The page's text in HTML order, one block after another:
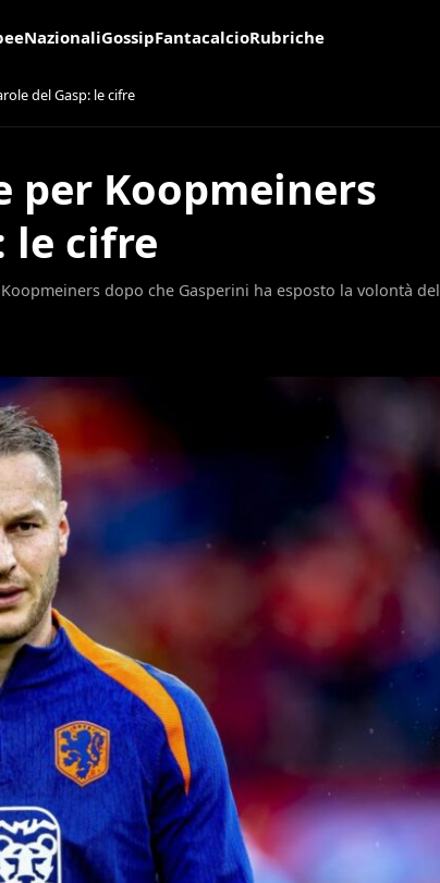
NazionaliGossipFantacalcioRubriche
del Gasp: le cifre
per Koopmeiners
le cifre
dopo che Gasperini ha esposto la volontà del